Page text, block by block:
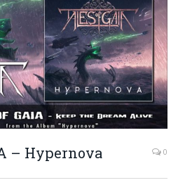
– Hypernova 0